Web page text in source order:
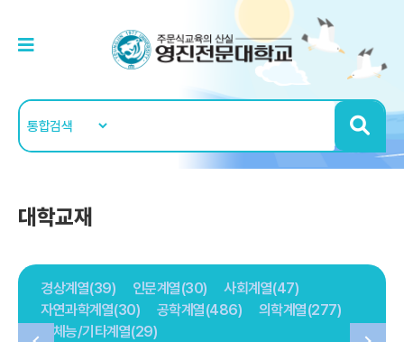
대학교재
경상계열(39) 인문계열(30)
사회계열(47)
자연과학계열(30)
공학계열(486)
의학계열(277)
예체능/기타계열(29)